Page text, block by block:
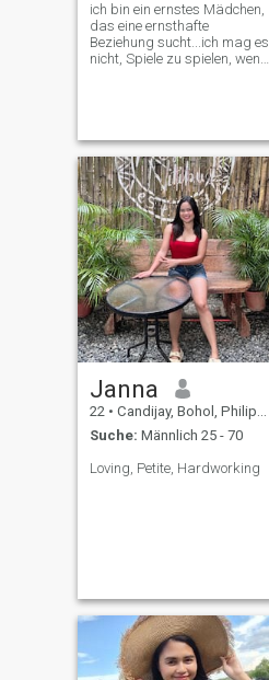
ich bin ein ernstes Mädchen,
das eine ernsthafte
Beziehung sucht...ich mag es
nicht, Spiele zu spielen, wenn
Janna
22 • Candijay, Bohol, Philippinen
Suche: Männlich 25 - 70
Loving, Petite, Hardworking